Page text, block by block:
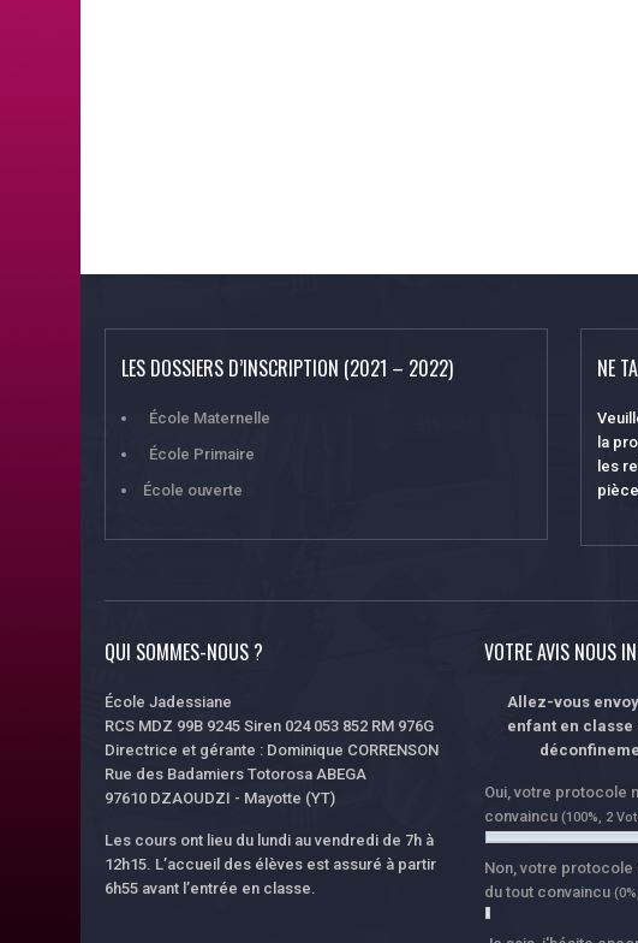
LES DOSSIERS D’INSCRIPTION (2021 – 2022)
École Maternelle
École Primaire
École ouverte
NE
la
les
QUI SOMMES-NOUS ?
École Jadessiane
RCS MDZ 99B 9245 Siren 024 053 852 RM 976G
Directrice et gérante : Dominique CORRENSON
Rue des Badamiers Totorosa ABEGA
97610 DZAOUDZI - Mayotte (YT)
Les cours ont lieu du lundi au vendredi de 7h à
12h15. L’accueil des élèves est assuré à partir
6h55 avant l’entrée en classe.
VOTRE AVIS NOUS
Allez-vous
enfant en classe
Oui, votre protocole
convaincu (100%, 2
Non, votre protocole
du tout convaincu